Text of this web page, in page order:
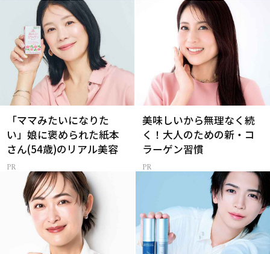
「ママみたいになりた
い」娘に褒められた紙本
さん(54歳)のリアル美容
美味しいから無理なく続
く！大人のための新・コ
ラーゲン習慣